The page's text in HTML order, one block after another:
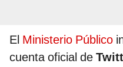
El Ministerio Público
cuenta oficial de